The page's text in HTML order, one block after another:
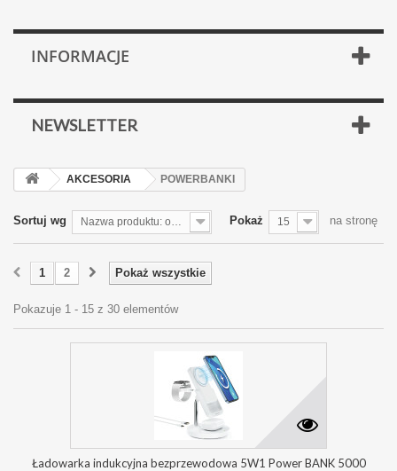
INFORMACJE
NEWSLETTER
AKCESORIA POWERBANKI
Sortuj wg Nazwa produktu: od Z do A Pokaż 15 na stronę
Pokaż wszystkie
1 2
Pokazuje 1 - 15 z 30 elementów
Ładowarka indukcyjna bezprzewodowa 5W1 Power BANK 5000